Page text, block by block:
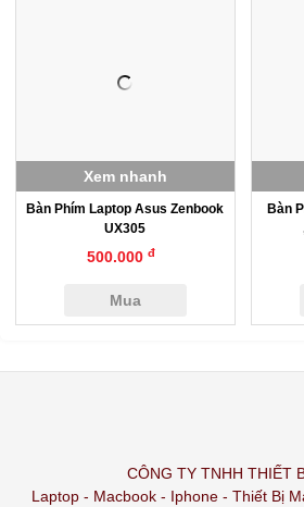
Bàn Phím Laptop Asus Zenbook
UX305
500.000đ
Mua
Xem nhanh
Bàn
CÔNG TY TNHH THIẾT
Laptop - Macbook - Iphone - Thiết Bị